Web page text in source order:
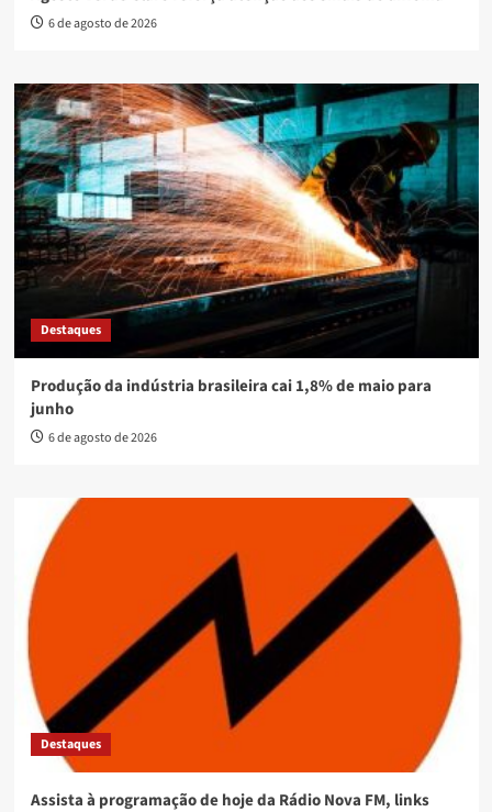
6 de agosto de 2026
Destaques
Produção da indústria brasileira cai 1,8% de maio para
junho
6 de agosto de 2026
Destaques
Assista à programação de hoje da Rádio Nova FM, links